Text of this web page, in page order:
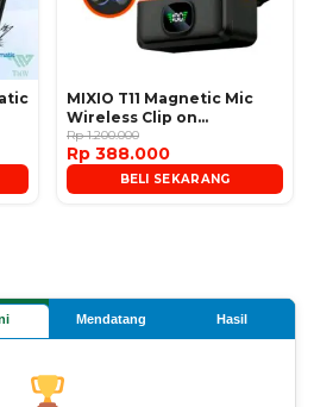
MIXIO T11 Magnetic Mic
Wireless Clip on
Microphone
Rp 1.200.000
Rp 388.000
BELI SEKARANG
Mendatang Hasil